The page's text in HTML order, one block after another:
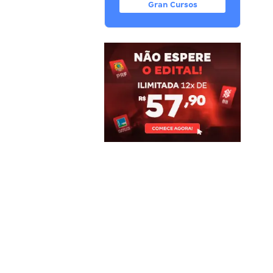
Gran Cursos